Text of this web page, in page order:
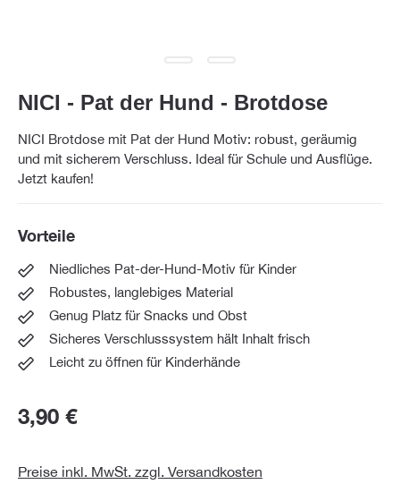
NICI - Pat der Hund - Brotdose
NICI Brotdose mit Pat der Hund Motiv: robust, geräumig
und mit sicherem Verschluss. Ideal für Schule und Ausflüge.
Jetzt kaufen!
Vorteile
Niedliches Pat-der-Hund-Motiv für Kinder
Robustes, langlebiges Material
Genug Platz für Snacks und Obst
Sicheres Verschlusssystem hält Inhalt frisch
Leicht zu öffnen für Kinderhände
3,90 €
Preise inkl. MwSt. zzgl. Versandkosten